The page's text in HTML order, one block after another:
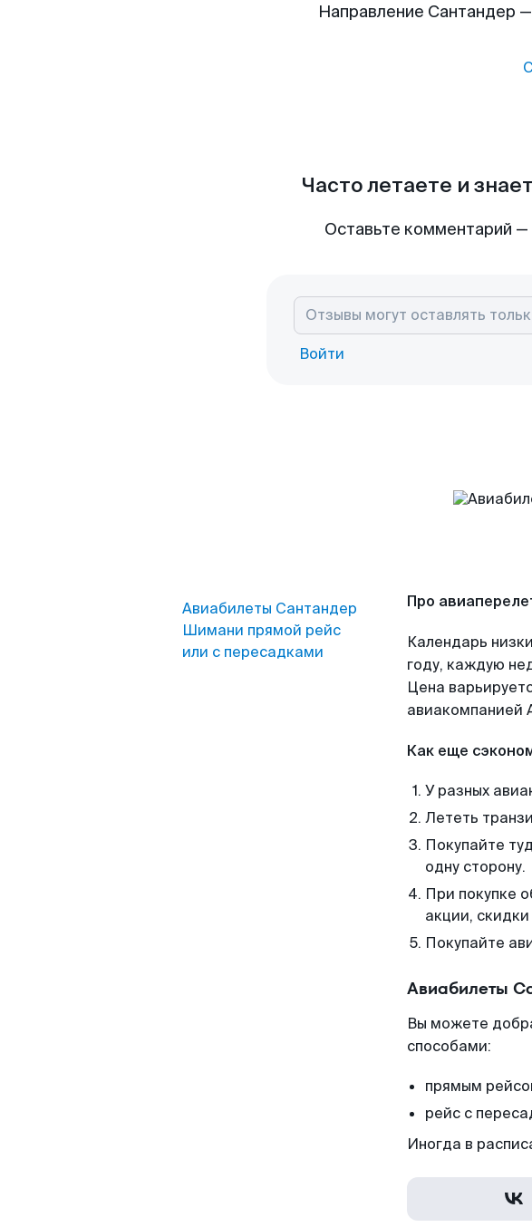
Направление Сантандер
Часто летаете и
Оставьте комментарий
Войти
Авиабилеты Сантандер
Шимани прямой рейс
или с пересадками
Про
Календарь
году, каждую
Цена
авиакомпанией
Как еще
У разных
Лететь
Покупайте
одну сторону.
При покупке
акции,
Покупайте
Авиабилеты
Вы можете
способами:
прямым
рейс с
Иногда в